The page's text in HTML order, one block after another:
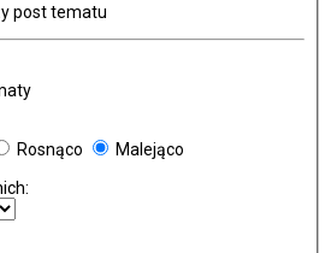
post tematu
Rosnąco
Malejąco